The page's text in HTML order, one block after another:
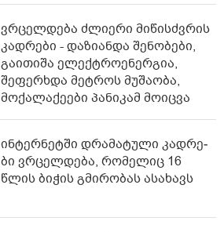
ვრცელდება ძლიერი მიწისძვრის
კადრები - დაზიანდა შენობები,
გაითიშა ელექტროენერგია,
შეფერხდა მეტროს მუშაობა,
მოქალაქეები პანიკამ მოიცვა
ინ­ტერ­ნეტ­ში დრა­მა­ტუ­ლი კად­რე­
ბი ვრცელდება, რომელიც 16
წლის ბიჭის გმირობას ასახავს